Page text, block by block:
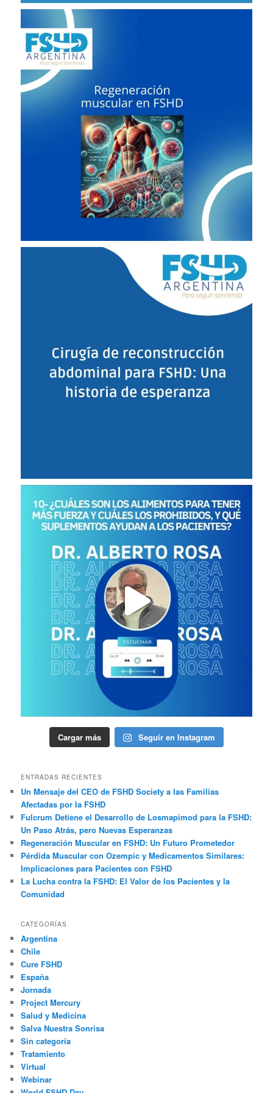
Cargar más Seguir en Instagram
ENTRADAS RECIENTES
Un Mensaje del CEO de FSHD Society a las Familias
Afectadas por la FSHD
Fulcrum Detiene el Desarrollo de Losmapimod para la FSHD:
Un Paso Atrás, pero Nuevas Esperanzas
Regeneración Muscular en FSHD: Un Futuro Prometedor
Pérdida Muscular con Ozempic y Medicamentos Similares:
Implicaciones para Pacientes con FSHD
La Lucha contra la FSHD: El Valor de los Pacientes y la
Comunidad
CATEGORÍAS
Argentina
Chile
Cure FSHD
España
Jornada
Project Mercury
Salud y Medicina
Salva Nuestra Sonrisa
Sin categoría
Tratamiento
Virtual
Webinar